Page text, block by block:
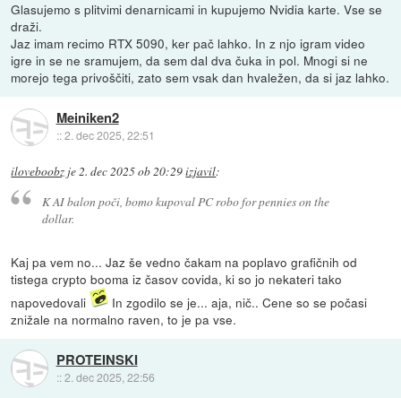
Glasujemo s plitvimi denarnicami in kupujemo Nvidia karte. Vse se
draži.
Jaz imam recimo RTX 5090, ker pač lahko. In z njo igram video
igre in se ne sramujem, da sem dal dva čuka in pol. Mnogi si ne
morejo tega privoščiti, zato sem vsak dan hvaležen, da si jaz lahko.
Meiniken2
::2. dec 2025, 22:51
iloveboobz je2. dec 2025 ob 20:29izjavil:
K AI balon poči, bomo kupoval PC robo for pennies on the
dollar.
Kaj pa vem no... Jaz še vedno čakam na poplavo grafičnih od
tistega crypto booma iz časov covida, ki so jo nekateri tako
napovedovali
In zgodilo se je... aja, nič.. Cene so se počasi
znižale na normalno raven, to je pa vse.
PROTEINSKI
::2. dec 2025, 22:56